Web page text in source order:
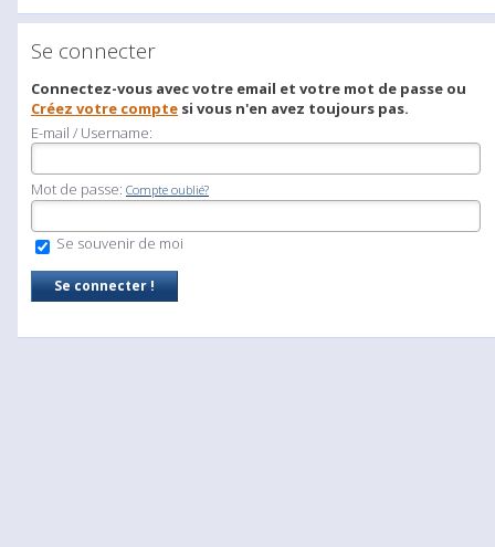
Se connecter
Connectez-vous avec votre email et votre mot de passe ou
Créez votre compte si vous n'en avez toujours pas.
E-mail / Username:
Mot de passe: Compte oublié?
Se souvenir de moi